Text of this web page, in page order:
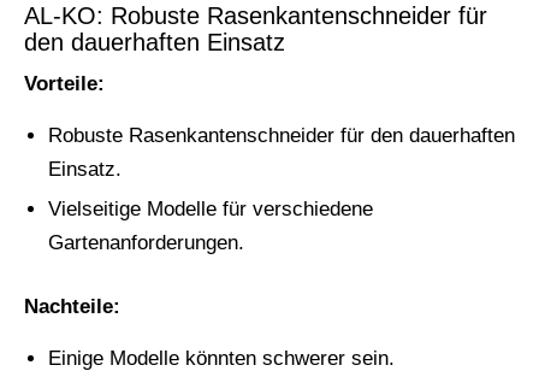
AL-KO: Robuste Rasenkantenschneider für
den dauerhaften Einsatz
Vorteile:
Robuste Rasenkantenschneider für den dauerhaften
Einsatz.
Vielseitige Modelle für verschiedene
Gartenanforderungen.
Nachteile:
Einige Modelle könnten schwerer sein.